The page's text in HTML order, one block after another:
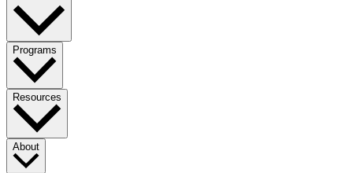
Programs​​​​‌ ‍ ​‍​‍‌‍ ‌ ​‍‌‍‍‌‌‍‌ ‌‍‍‌‌‍ ‍​‍​‍​ ‍‍​‍​‍‌ ​ ‌‍​‌‌‍ ‍‌‍‍‌‌ ‌​‌ ‍‌​‍ ‍‌‍‍‌‌‍ ​‍​‍​‍ ​​‍​‍‌‍‍​‌ ​‍‌‍‌‌‌‍‌‍​‍​‍​ ‍‍​‍​‍‌‍‍​‌ ‌​‌ ‌​‌ ​​​ ‍‍​‍ ​‍ ‌‍ ​‌‍ ‌‍​ ‌‍​‌‌‍ ​‌‍‍​‌‍ ‌ ​ ‌ ‌​​ ‍‍​ ​ ​ ​ ​ ​ ​ ​ ​‍ ‌‍‍‌‌‍ ‍‌ ‌​‌‍‌‌‌‍ ‍‌ ‌​​‍ ‌‍‌‌‌‍‌​‌‍‍‌‌ ‌​​‍ ‌‍ ‌‌‍ ‌‍‌​‌‍‌‌​ ‌‌ ​​‌ ​‍‌‍‌‌‌ ​ ‌‍‌‌‌‍ ‍‌ ‌​‌‍​‌‌ ‌​‌‍‍‌‌‍ ‌‍ ‍​ ‍ ‌‍‍‌‌‍‌​​ ‌‌ ​ ‌‍‍‌‌ ‌​‌‍‌‌‌​‍​‌‍‌‌‌‍​‌‌‍‌​‌‍‌‌‌ ​‍​ ‍ ‌ ‌​‌ ‍‌‌ ​​‌‍‌‌​ ‌‌‍‍​‌‍‌‌‌‍​‌‌‍‌​‌‍‌‌‌ ​‍​ ‍ ‌ ​​‌‍​‌‌ ‌​‌‍‍​​ ‌‌‍ ​‌‍‌‌‌‍‌‍‌ ‌​‌​ ‌‌‍‌‌‌‍ ‍‌ ‌‌‌ ​ ​‍‌‌​ ‌‌‌​​‍‌‌ ‌‍‍ ‌‍‌‌‌ ‍‌​‍‌‌​ ​ ‌​‌​​‍‌‌​ ​ ‌​‌​​‍‌‌​ ​‍​ ​‍​ ​ ‌‍‌​​ ‌​​ ​‌‌‍‌‌​ ‌​​ ​​​ ‌​‌‍‌‌‌‍‌​​ ​​​ ​​​‍‌‌​ ​‍​ ​‍​‍‌‌​ ‌‌‌​‌​​‍ ‍‌ ‌​‌‍‌‌‌ ‍​‌ ‌​​ ‌‍​‍‌‍​‌‌ ​ ‌‍‌‌‌‌‌‌‌ ​‍‌‍ ​​ ‌‌‍‍​‌ ‌​‌ ‌​‌ ​​​‍‌‌​ ​ ‌​​‌​‍‌‌​ ​‍‌​‌‍​‍‌‌​ ​‍‌​‌‍‌‍ ​‌‍ ‌‍​ ‌‍​‌‌‍ ​‌‍‍​‌‍ ‌ ​ ‌ ‌​​‍‌‌​ ​ ‌​​‌​ ​ ​ ​ ​ ​ ​ ​ ​‍‌‍‌‍‍‌‌‍‌​​ ‌‌ ​ ‌‍‍‌‌ ‌​‌‍‌‌‌​‍​‌‍‌‌‌‍​‌‌‍‌​‌‍‌‌‌ ​‍​‍‌‍‌ ‌​‌ ‍‌‌ ​​‌‍‌‌​ ‌‌‍‍​‌‍‌‌‌‍​‌‌‍‌​‌‍‌‌‌ ​‍​‍‌‍‌ ​​‌‍​‌‌ ‌​‌‍‍​​ ‌‌‍ ​‌‍‌‌‌‍‌‍‌ ‌​‌​ ‌‌‍‌‌‌‍ ‍‌ ‌‌‌ ​ ​‍‌‌​ ‌‌‌​​‍‌‌ ‌‍‍ ‌‍‌‌‌ ‍‌​‍‌‌​ ​ ‌​‌​​‍‌‌​ ​ ‌​‌​​‍‌‌​ ​‍​ ​‍​ ​ ‌‍‌​​ ‌​​ ​‌‌‍‌‌​ ‌​​ ​​​ ‌​‌‍‌‌‌‍‌​​ ​​​ ​​​‍‌‌​ ​‍​ ​‍​‍‌‌​ ‌‌‌​‌​​‍ ‍‌ ‌​‌‍‌‌‌ ‍​‌ ‌​​‍‌‍‌ ​​‌‍‌‌‌ ​‍‌ ​ ‌ ​​‌‍‌‌‌‍​ ‌ ‌​‌‍‍‌‌ ‌‍‌‍‌‌​ ‌‌ ​​‌ ‌‌‌‍​‍‌‍ ​‌‍‍‌‌ ​ ‌‍‍​‌‍‌‌‌‍‌​​‍​‍‌ ‌
Resources​​​​‌ ‍ ​‍​‍‌‍ ‌ ​‍‌‍‍‌‌‍‌ ‌‍‍‌‌‍ ‍​‍​‍​ ‍‍​‍​‍‌ ​ ‌‍​‌‌‍ ‍‌‍‍‌‌ ‌​‌ ‍‌​‍ ‍‌‍‍‌‌‍ ​‍​‍​‍ ​​‍​‍‌‍‍​‌ ​‍‌‍‌‌‌‍‌‍​‍​‍​ ‍‍​‍​‍‌‍‍​‌ ‌​‌ ‌​‌ ​​​ ‍‍​‍ ​‍ ‌‍ ​‌‍ ‌‍​ ‌‍​‌‌‍ ​‌‍‍​‌‍ ‌ ​ ‌ ‌​​ ‍‍​ ​ ​ ​ ​ ​ ​ ​ ​‍ ‌‍‍‌‌‍ ‍‌ ‌​‌‍‌‌‌‍ ‍‌ ‌​​‍ ‌‍‌‌‌‍‌​‌‍‍‌‌ ‌​​‍ ‌‍ ‌‌‍ ‌‍‌​‌‍‌‌​ ‌‌ ​​‌ ​‍‌‍‌‌‌ ​ ‌‍‌‌‌‍ ‍‌ ‌​‌‍​‌‌ ‌​‌‍‍‌‌‍ ‌‍ ‍​ ‍ ‌‍‍‌‌‍‌​​ ‌‌ ​ ‌‍‍‌‌ ‌​‌‍‌‌‌​‍​‌‍‌‌‌‍​‌‌‍‌​‌‍‌‌‌ ​‍​ ‍ ‌ ‌​‌ ‍‌‌ ​​‌‍‌‌​ ‌‌‍‍​‌‍‌‌‌‍​‌‌‍‌​‌‍‌‌‌ ​‍​ ‍ ‌ ​​‌‍​‌‌ ‌​‌‍‍​​ ‌‌‍ ​‌‍‌‌‌‍‌‍‌ ‌​‌​ ‌‌‍‌‌‌‍ ‍‌ ‌‌‌ ​ ​‍‌‌​ ‌‌‌​​‍‌‌ ‌‍‍ ‌‍‌‌‌ ‍‌​‍‌‌​ ​ ‌​‌​​‍‌‌​ ​ ‌​‌​​‍‌‌​ ​‍​ ​‍‌‍‌‍‌‍‌‍​ ‌​​ ‌‌‌‍‌‌​ ​ ‌‍‌‌‌‍​‌‌‍​ ​ ‍‌‌‍​ ​ ‍‌​‍‌‌​ ​‍​ ​‍​‍‌‌​ ‌‌‌​‌​​‍ ‍‌ ‌​‌‍‌‌‌ ‍​‌ ‌​​ ‌‍​‍‌‍​‌‌ ​ ‌‍‌‌‌‌‌‌‌ ​‍‌‍ ​​ ‌‌‍‍​‌ ‌​‌ ‌​‌ ​​​‍‌‌​ ​ ‌​​‌​‍‌‌​ ​‍‌​‌‍​‍‌‌​ ​‍‌​‌‍‌‍ ​‌‍ ‌‍​ ‌‍​‌‌‍ ​‌‍‍​‌‍ ‌ ​ ‌ ‌​​‍‌‌​ ​ ‌​​‌​ ​ ​ ​ ​ ​ ​ ​ ​‍‌‍‌‍‍‌‌‍‌​​ ‌‌ ​ ‌‍‍‌‌ ‌​‌‍‌‌‌​‍​‌‍‌‌‌‍​‌‌‍‌​‌‍‌‌‌ ​‍​‍‌‍‌ ‌​‌ ‍‌‌ ​​‌‍‌‌​ ‌‌‍‍​‌‍‌‌‌‍​‌‌‍‌​‌‍‌‌‌ ​‍​‍‌‍‌ ​​‌‍​‌‌ ‌​‌‍‍​​ ‌‌‍ ​‌‍‌‌‌‍‌‍‌ ‌​‌​ ‌‌‍‌‌‌‍ ‍‌ ‌‌‌ ​ ​‍‌‌​ ‌‌‌​​‍‌‌ ‌‍‍ ‌‍‌‌‌ ‍‌​‍‌‌​ ​ ‌​‌​​‍‌‌​ ​ ‌​‌​​‍‌‌​ ​‍​ ​‍‌‍‌‍‌‍‌‍​ ‌​​ ‌‌‌‍‌‌​ ​ ‌‍‌‌‌‍​‌‌‍​ ​ ‍‌‌‍​ ​ ‍‌​‍‌‌​ ​‍​ ​‍​‍‌‌​ ‌‌‌​‌​​‍ ‍‌ ‌​‌‍‌‌‌ ‍​‌ ‌​​‍‌‍‌ ​​‌‍‌‌‌ ​‍‌ ​ ‌ ​​‌‍‌‌‌‍​ ‌ ‌​‌‍‍‌‌ ‌‍‌‍‌‌​ ‌‌ ​​‌ ‌‌‌‍​‍‌‍ ​‌‍‍‌‌ ​ ‌‍‍​‌‍‌‌‌‍‌​​‍​‍‌ ‌
About​​​​‌ ‍ ​‍​‍‌‍ ‌ ​‍‌‍‍‌‌‍‌ ‌‍‍‌‌‍ ‍​‍​‍​ ‍‍​‍​‍‌ ​ ‌‍​‌‌‍ ‍‌‍‍‌‌ ‌​‌ ‍‌​‍ ‍‌‍‍‌‌‍ ​‍​‍​‍ ​​‍​‍‌‍‍​‌ ​‍‌‍‌‌‌‍‌‍​‍​‍​ ‍‍​‍​‍‌‍‍​‌ ‌​‌ ‌​‌ ​​​ ‍‍​‍ ​‍ ‌‍ ​‌‍ ‌‍​ ‌‍​‌‌‍ ​‌‍‍​‌‍ ‌ ​ ‌ ‌​​ ‍‍​ ​ ​ ​ ​ ​ ​ ​ ​‍ ‌‍‍‌‌‍ ‍‌ ‌​‌‍‌‌‌‍ ‍‌ ‌​​‍ ‌‍‌‌‌‍‌​‌‍‍‌‌ ‌​​‍ ‌‍ ‌‌‍ ‌‍‌​‌‍‌‌​ ‌‌ ​​‌ ​‍‌‍‌‌‌ ​ ‌‍‌‌‌‍ ‍‌ ‌​‌‍​‌‌ ‌​‌‍‍‌‌‍ ‌‍ ‍​ ‍ ‌‍‍‌‌‍‌​​ ‌‌ ​ ‌‍‍‌‌ ‌​‌‍‌‌‌​‍​‌‍‌‌‌‍​‌‌‍‌​‌‍‌‌‌ ​‍​ ‍ ‌ ‌​‌ ‍‌‌ ​​‌‍‌‌​ ‌‌‍‍​‌‍‌‌‌‍​‌‌‍‌​‌‍‌‌‌ ​‍​ ‍ ‌ ​​‌‍​‌‌ ‌​‌‍‍​​ ‌‌ ​‍‌‍‍‌‌‍‌ ‌‍‍​‌ ‌​‌​ ‌‌‍‌‌‌‍ ‍‌ ‌‌‌ ​ ​‍‌‌​ ‌‌‌​​‍‌‌ ‌‍‍ ‌‍‌‌‌ ‍‌​‍‌‌​ ​ ‌​‌​​‍‌‌​ ​ ‌​‌​​‍‌‌​ ​‍​ ​‍​ ​‌​ ‌​​ ​ ‌‍​ ​ ‌‍‌‍​ ​ ‌ ​ ‌ ‌‍​‌‌‍‌‍​ ‌‍‌‍‌​​‍‌‌​ ​‍​ ​‍​‍‌‌​ ‌‌‌​‌​​‍ ‍‌ ‌​‌‍‌‌‌ ‍​‌ ‌​​ ‌‍​‍‌‍​‌‌ ​ ‌‍‌‌‌‌‌‌‌ ​‍‌‍ ​​ ‌‌‍‍​‌ ‌​‌ ‌​‌ ​​​‍‌‌​ ​ ‌​​‌​‍‌‌​ ​‍‌​‌‍​‍‌‌​ ​‍‌​‌‍‌‍ ​‌‍ ‌‍​ ‌‍​‌‌‍ ​‌‍‍​‌‍ ‌ ​ ‌ ‌​​‍‌‌​ ​ ‌​​‌​ ​ ​ ​ ​ ​ ​ ​ ​‍‌‍‌‍‍‌‌‍‌​​ ‌‌ ​ ‌‍‍‌‌ ‌​‌‍‌‌‌​‍​‌‍‌‌‌‍​‌‌‍‌​‌‍‌‌‌ ​‍​‍‌‍‌ ‌​‌ ‍‌‌ ​​‌‍‌‌​ ‌‌‍‍​‌‍‌‌‌‍​‌‌‍‌​‌‍‌‌‌ ​‍​‍‌‍‌ ​​‌‍​‌‌ ‌​‌‍‍​​ ‌‌ ​‍‌‍‍‌‌‍‌ ‌‍‍​‌ ‌​‌​ ‌‌‍‌‌‌‍ ‍‌ ‌‌‌ ​ ​‍‌‌​ ‌‌‌​​‍‌‌ ‌‍‍ ‌‍‌‌‌ ‍‌​‍‌‌​ ​ ‌​‌​​‍‌‌​ ​ ‌​‌​​‍‌‌​ ​‍​ ​‍​ ​‌​ ‌​​ ​ ‌‍​ ​ ‌‍‌‍​ ​ ‌ ​ ‌ ‌‍​‌‌‍‌‍​ ‌‍‌‍‌​​‍‌‌​ ​‍​ ​‍​‍‌‌​ ‌‌‌​‌​​‍ ‍‌ ‌​‌‍‌‌‌ ‍​‌ ‌​​‍‌‍‌ ​​‌‍‌‌‌ ​‍‌ ​ ‌ ​​‌‍‌‌‌‍​ ‌ ‌​‌‍‍‌‌ ‌‍‌‍‌‌​ ‌‌ ​​‌ ‌‌‌‍​‍‌‍ ​‌‍‍‌‌ ​ ‌‍‍​‌‍‌‌‌‍‌​​‍​‍‌ ‌